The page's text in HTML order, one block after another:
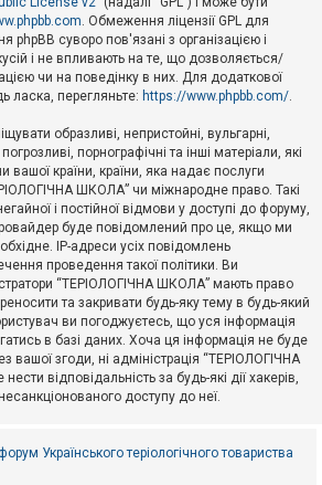
. Обмеження ліцензії GPL для
phpBB суворо пов'язані з організацією і
і не впливають на те, що дозволяється/
чи на поведінку в них. Для додаткової
ласка, перегляньте: https://www.phpbb.com/.
образливі, непристойні, вульгарні,
порнографічні та інші матеріали, які
вашої країни, країни, яка надає послуги
ШКОЛА” чи міжнародне право. Такі
і постійної відмови у доступі до форуму,
буде повідомлений про це, якщо ми
IP-адреси усіх повідомлень
проведення такої політики. Ви
“ТЕРІОЛОГІЧНА ШКОЛА” мають право
та закривати будь-яку тему в будь-який
ви погоджуєтесь, що уся інформація
в базі даних. Хоча ця інформація не буде
вашої згоди, ні адміністрація “ТЕРІОЛОГІЧНА
відповідальність за будь-які дії хакерів,
доступу до неї.
Українського теріологічного товариства